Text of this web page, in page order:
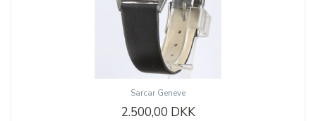
Sarcar Geneve
2.500,00 DKK